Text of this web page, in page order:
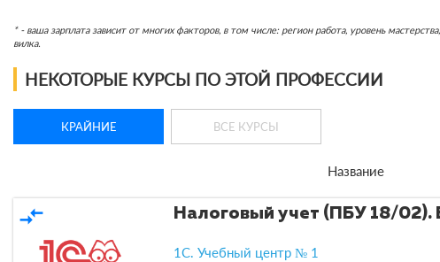
* - ваша зарплата зависит от многих факторов, в том числе: регион работа, уровень
вилка.
НЕКОТОРЫЕ КУРСЫ ПО ЭТОЙ ПРОФЕССИИ
КРАЙНИЕ ВСЕ КУРСЫ
Название
compare_arrows Налоговый учет (ПБУ 18/02).
1С. Учебный центр № 1